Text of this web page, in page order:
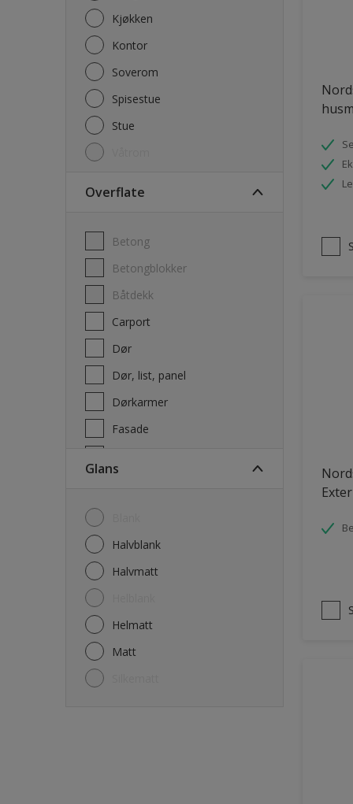
Kjøkken
Kontor
Soverom
Spisestue
Stue
Overflate
Betong
Betongblokker
Båtdekk
carport
Dør
Dør, list, panel
Dørkarmer
Fasade
Glans
Halvblank
Halvmatt
Helmatt
Matt